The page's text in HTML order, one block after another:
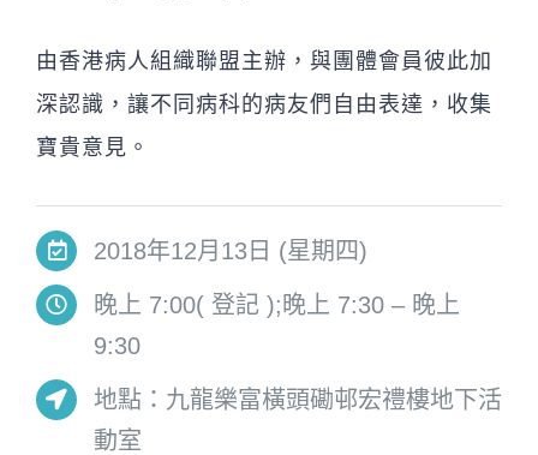
由香港病人組織聯盟主辦，與團體會員彼此加
深認識，讓不同病科的病友們自由表達，收集
寶貴意見。
2018年12月13日 (星期四)
晚上 7:00( 登記 );晚上 7:30 – 晚上
9:30
地點：九龍樂富橫頭磡邨宏禮樓地下活
動室